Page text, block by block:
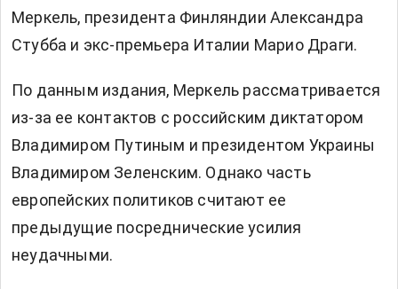
Меркель, президента Финляндии Александра
Стубба и экс-премьера Италии Марио Драги.
По данным издания, Меркель рассматривается
из-за ее контактов с российским диктатором
Владимиром Путиным и президентом Украины
Владимиром Зеленским. Однако часть
европейских политиков считают ее
предыдущие посреднические усилия
неудачными.